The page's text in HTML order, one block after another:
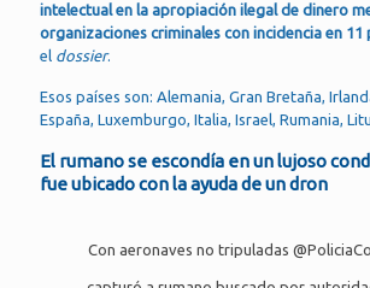
intelectual en la apropiación ilegal de dinero
organizaciones criminales con incidencia en 11
el dossier.
Esos países son: Alemania, Gran Bretaña,
España, Luxemburgo, Italia, Israel, Rumania,
El rumano se escondía en un lujoso
fue ubicado con la ayuda de un dron
Con aeronaves no tripuladas